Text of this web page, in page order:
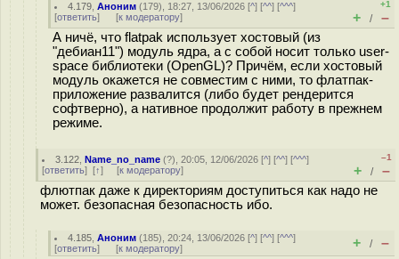
4.179 ,Аноним (179), 18:27, 13/06/2026 [^] [^^] [^^^]
[ответить] [к модератору]
+1
+ / –
А ничё, что flatpak использует хостовый (из
"дебиан11") модуль ядра, а с собой носит только user-
space библиотеки (OpenGL)? Причём, если хостовый
модуль окажется не совместим с ними, то флатпак-
приложение развалится (либо будет рендерится
софтверно), а нативное продолжит работу в прежнем
режиме.
3.122 ,Name_no_name (?), 20:05, 12/06/2026 [^] [^^] [^^^]
[ответить] [↑] [к модератору]
–1
+ / –
флютпак даже к директориям доступиться как надо не
может. безопасная безопасность ибо.
4.185 ,Аноним (185), 20:24, 13/06/2026 [^] [^^] [^^^]
[ответить] [к модератору] + / –